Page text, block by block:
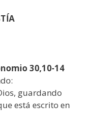
30,10-14
guardando
está escrito en